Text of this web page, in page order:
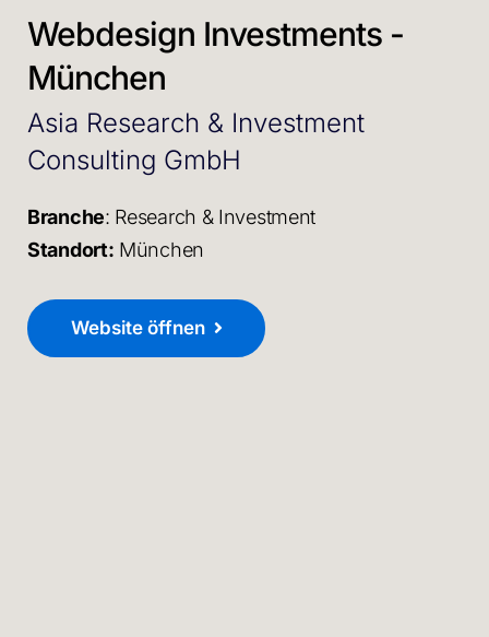
Webdesign Investments -
München
Asia Research & Investment
Consulting GmbH
Branche: Research & Investment
Standort: München
Website öffnen